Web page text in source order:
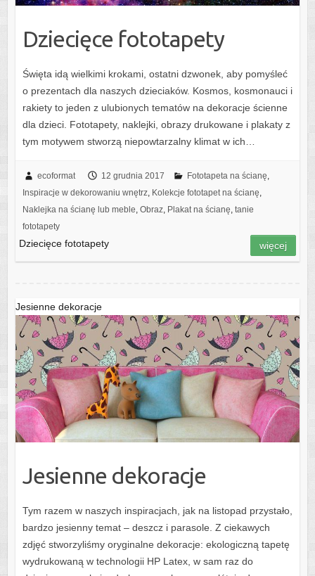
Dziecięce fototapety
Święta idą wielkimi krokami, ostatni dzwonek, aby pomyśleć
o prezentach dla naszych dzieciaków. Kosmos, kosmonauci i
rakiety to jeden z ulubionych tematów na dekoracje ścienne
dla dzieci. Fototapety, naklejki, obrazy drukowane i plakaty z
tym motywem stworzą niepowtarzalny klimat w ich…
ecoformat 12 grudnia 2017 Fototapeta na ścianę
Inspiracje w dekorowaniu wnętrz, Kolekcje fototapet na ścianę
Naklejka na ścianę lub meble Obraz, Plakat na ścianę tanie
fototapety
Dziecięce fototapety więcej
Jesienne dekoracje
Jesienne dekoracje
Tym razem w naszych inspiracjach, jak na listopad przystało,
bardzo jesienny temat – deszcz i parasole. Z ciekawych
zdjęć stworzyliśmy oryginalne dekoracje: ekologiczną tapetę
wydrukowaną w technologii HP Latex, w sam raz do